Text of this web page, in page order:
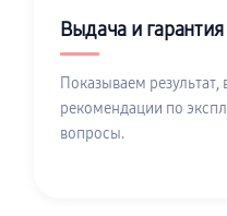
Выдача и гарантия
Показываем
рекомендации по
вопросы.